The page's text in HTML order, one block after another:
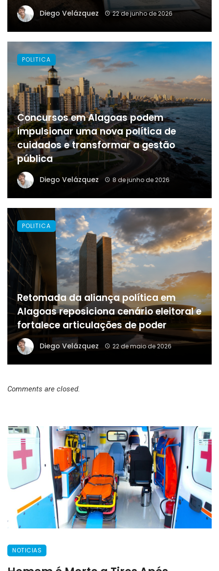
Diego Velázquez 22 de junho de 2026
Concursos em Alagoas podem
impulsionar uma nova política de
cuidados e transformar a gestão
pública
Diego Velázquez 8 de junho de 2026
POLITICA
Retomada da aliança política em
Alagoas reposiciona cenário eleitoral e
fortalece articulações de poder
Diego Velázquez 22 de maio de 2026
POLITICA
Comments are closed.
NOTICIAS